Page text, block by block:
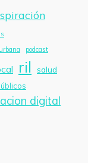
podcast
ril salud
digital